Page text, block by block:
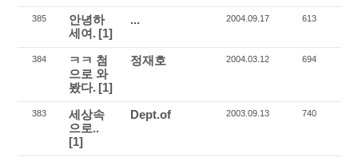
385
안녕하
세여. [1]
... 2004.09.17 613
384
ㅋㅋ 첨
으로 와
봤다. [1]
정재호 2004.03.12 694
383
세상속
으로..
[1]
Dept.of 2003.09.13 740